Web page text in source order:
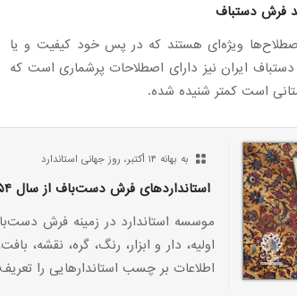
فرش دستباف
ویژه‌ای هستند که در پس خود کیفیت و یا
ایران نیز دارای اصطلاحات پرشماری است که
است کمتر شنیده شده.
به بهانه ۱۴ اُکتبر، روز جهانی استاندارد
استانداردهای فرش دست‌باف از سال ۱۳۵۴ تا ۱۳۹۳
موسسه استاندارد در زمینه فرش
اولیه، دار و ابزار، رنگ، گره‌، نقشه،
اطلاعات بر چسب استاندارهایی را